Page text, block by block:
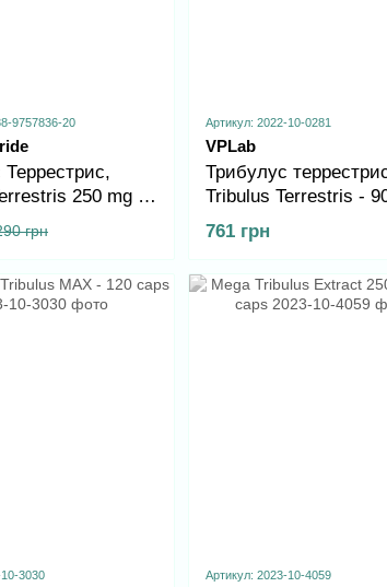
9757836-20
250 mg -
грн
Артикул: 2022-10-0281
VPLab
Трибулус
Tribulus Terrestris -
761 грн
3030 Артикул: 2023-10-4059